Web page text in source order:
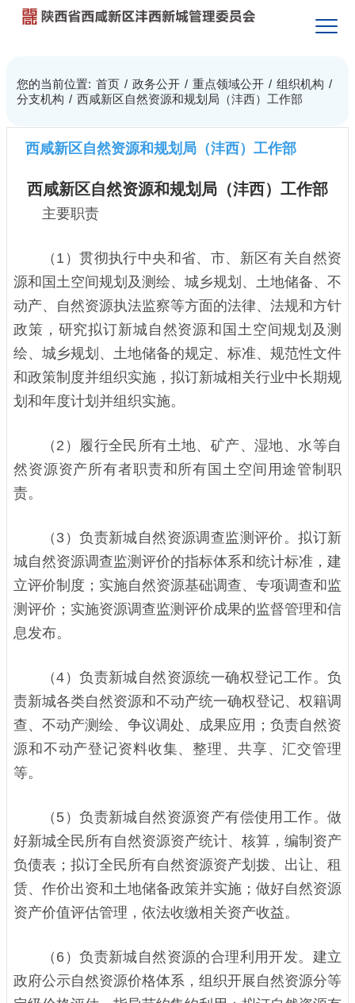
您的当前位置: 首页 / 政务公开 / 重点领域公开 / 组织机构 /
分支机构 / 西咸新区自然资源和规划局（沣西）工作部
西咸新区自然资源和规划局（沣西）工作部
西咸新区自然资源和规划局（沣西）工作部
主要职责
（1）贯彻执行中央和省、市、新区有关自然资
源和国土空间规划及测绘、城乡规划、土地储备、不
动产、自然资源执法监察等方面的法律、法规和方针
政策，研究拟订新城自然资源和国土空间规划及测
绘、城乡规划、土地储备的规定、标准、规范性文件
和政策制度并组织实施，拟订新城相关行业中长期规
划和年度计划并组织实施。
（2）履行全民所有土地、矿产、湿地、水等自
然资源资产所有者职责和所有国土空间用途管制职
责。
（3）负责新城自然资源调查监测评价。拟订新
城自然资源调查监测评价的指标体系和统计标准，建
立评价制度；实施自然资源基础调查、专项调查和监
测评价；实施资源调查监测评价成果的监督管理和信
息发布。
（4）负责新城自然资源统一确权登记工作。负
责新城各类自然资源和不动产统一确权登记、权籍调
查、不动产测绘、争议调处、成果应用；负责自然资
源和不动产登记资料收集、整理、共享、汇交管理
等。
（5）负责新城自然资源资产有偿使用工作。做
好新城全民所有自然资源资产统计、核算，编制资产
负债表；拟订全民所有自然资源资产划拨、出让、租
赁、作价出资和土地储备政策并实施；做好自然资源
资产价值评估管理，依法收缴相关资产收益。
（6）负责新城自然资源的合理利用开发。建立
政府公示自然资源价格体系，组织开展自然资源分等